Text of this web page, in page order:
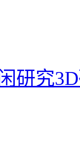
研究